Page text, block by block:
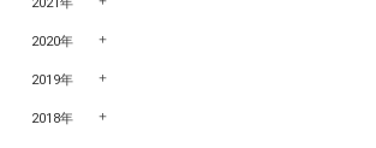
2021年
2020年
2019年
2018年